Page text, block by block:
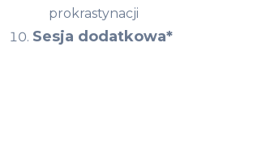
prokrastynacji
Sesja dodatkowa*